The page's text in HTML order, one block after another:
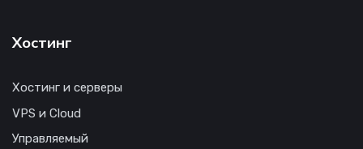
Хостинг
Хостинг и серверы
VPS и Cloud
Управляемый